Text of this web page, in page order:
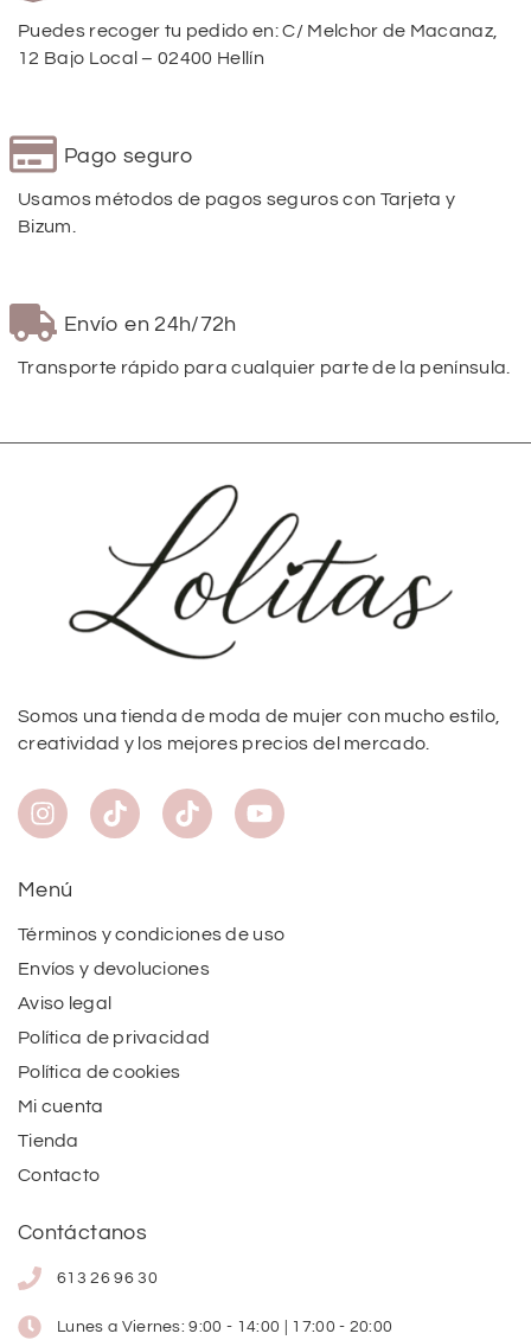
Puedes recoger tu pedido en: C/ Melchor de Macanaz,
12 Bajo Local – 02400 Hellín
Pago seguro
Usamos métodos de pagos seguros con Tarjeta y
Bizum.
Envío en 24h/72h
Transporte rápido para cualquier parte de la península.
Somos una tienda de moda de mujer con mucho estilo,
creatividad y los mejores precios del mercado.
Menú
Términos y condiciones de uso
Envíos y devoluciones
Aviso legal
Política de privacidad
Política de cookies
Mi cuenta
Tienda
Contacto
Contáctanos
613 26 96 30
Lunes a Viernes: 9:00 - 14:00 | 17:00 - 20:00